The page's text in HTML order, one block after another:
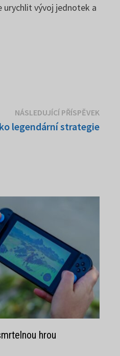
urychlit vývoj jednotek a
NÁSLEDUJÍCÍ PŘÍSPĚVEK
legendární strategie
hrou